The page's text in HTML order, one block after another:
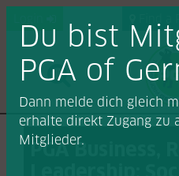
PGA Business,
Du bist
PGA of
Dann melde dich gleich
erhalte direkt Zugang zu
Mitglieder.